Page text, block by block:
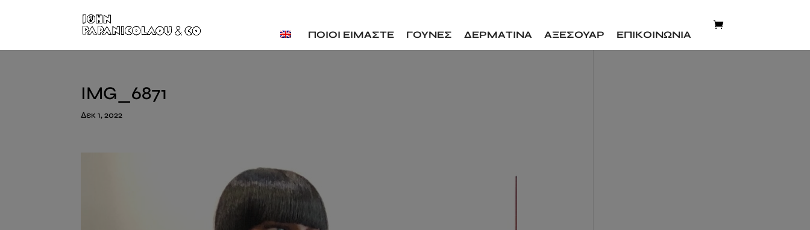
ΠΟΙΟΙ ΕΙΜΑΣΤΕ ΓΟΥΝΕΣ ΔΕΡΜΑΤΙΝΑ ΑΞΕΣΟΥΑΡ ΕΠΙΚΟΙΝΩΝΙΑ
IMG_6871
Δεκ 1, 2022